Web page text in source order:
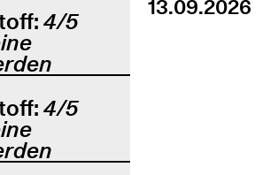
4/5
4/5
13.09.2026